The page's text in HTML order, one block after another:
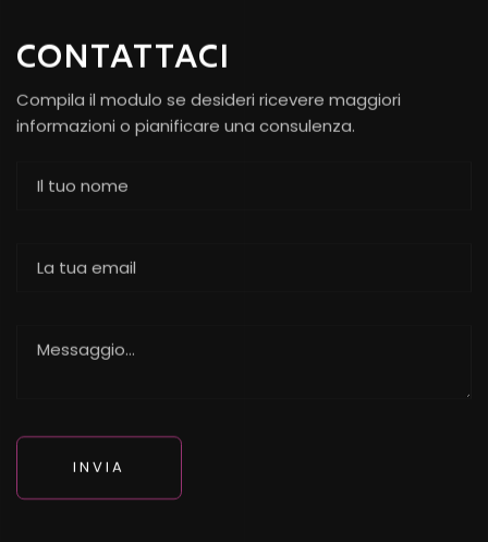
CONTATTACI
Compila il modulo se desideri ricevere maggiori
informazioni o pianificare una consulenza.